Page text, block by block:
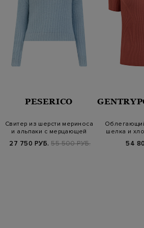
PESERICO
Свитер из шерсти мериноса
и альпаки с мерцающей
27 750 РУБ. 55 500 РУБ.
шелка и
54